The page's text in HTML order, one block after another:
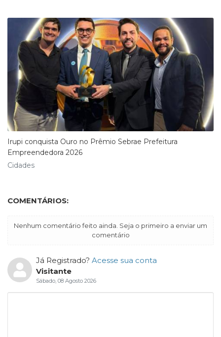
Irupi conquista Ouro no Prêmio Sebrae Prefeitura
Empreendedora 2026
Cidades
COMENTÁRIOS:
Nenhum comentário feito ainda. Seja o primeiro a enviar um
comentário
Já Registrado? Acesse sua conta
Visitante
Sábado, 08 Agosto 2026